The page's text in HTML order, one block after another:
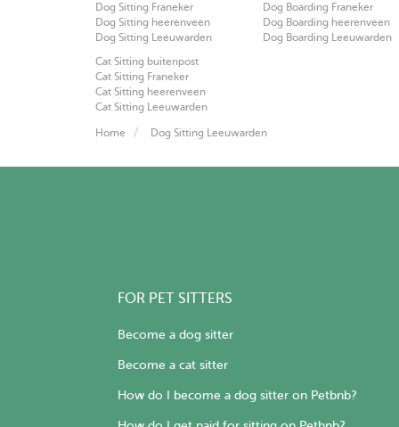
Dog Sitting Franeker
Dog Sitting heerenveen
Dog Sitting Leeuwarden
Dog Boarding Franeker
Dog Boarding heerenveen
Dog Boarding Leeuwarden
Cat Sitting buitenpost
Cat Sitting Franeker
Cat Sitting heerenveen
Cat Sitting Leeuwarden
Home Dog Sitting Leeuwarden
FOR PET SITTERS
Become a dog sitter
Become a cat sitter
How do I become a dog sitter on Petbnb?